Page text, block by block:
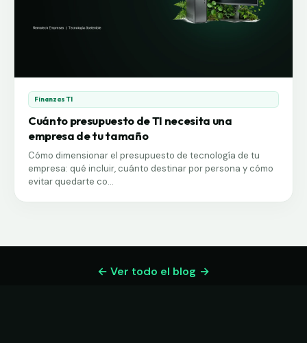
Finanzas TI
Cuánto presupuesto de TI necesita una
empresa de tu tamaño
Cómo dimensionar el presupuesto de tecnología de tu
empresa: qué incluir, cuánto destinar por persona y cómo
evitar quedarte co...
← Ver todo el blog